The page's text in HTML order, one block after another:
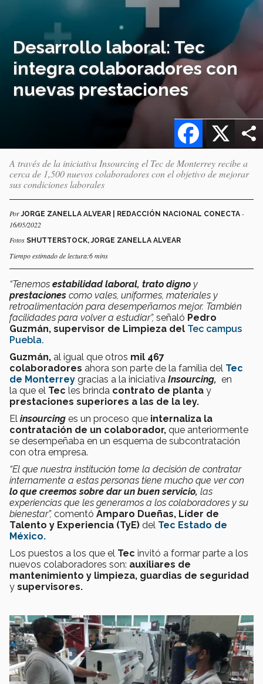
Desarrollo laboral: Tec
integra colaboradores con
nuevas prestaciones
X
Facebook
A través de la iniciativa Insourcing el Tec de Monterrey recibe a
cerca de 1,500 nuevos colaboradores con el objetivo de mejorar
sus condiciones laborales
PorJORGE ZANELLA ALVEAR | REDACCIÓN NACIONAL CONECTA -
16/05/2022
Fotos SHUTTERSTOCK, JORGE ZANELLA ALVEAR
Tiempo estimado de lectura:6 mins
“Tenemos estabilidad laboral, trato digno y
prestaciones como vales, uniformes, materiales y
retroalimentación para desempeñarnos mejor. También
facilidades para volver a estudiar”, señaló Pedro
Guzmán, supervisor de Limpieza del Tec campus
Puebla.
Guzmán, al igual que otros mil 467
colaboradores ahora son parte de la familia del Tec
de Monterrey gracias a la iniciativa Insourcing, en
la que el Tec les brinda contrato de planta y
prestaciones superiores a las de la ley.
El insourcing es un proceso que internaliza la
contratación de un colaborador, que anteriormente
se desempeñaba en un esquema de subcontratación
con otra empresa.
“El que nuestra institución tome la decisión de contratar
internamente a estas personas tiene mucho que ver con
lo que creemos sobre dar un buen servicio, las
experiencias que les generamos a los colaboradores y su
bienestar”, comentó Amparo Dueñas, Líder de
Talento y Experiencia (TyE) del Tec Estado de
México.
Los puestos a los que el Tec invitó a formar parte a los
nuevos colaboradores son: auxiliares de
mantenimiento y limpieza, guardias de seguridad
y supervisores.